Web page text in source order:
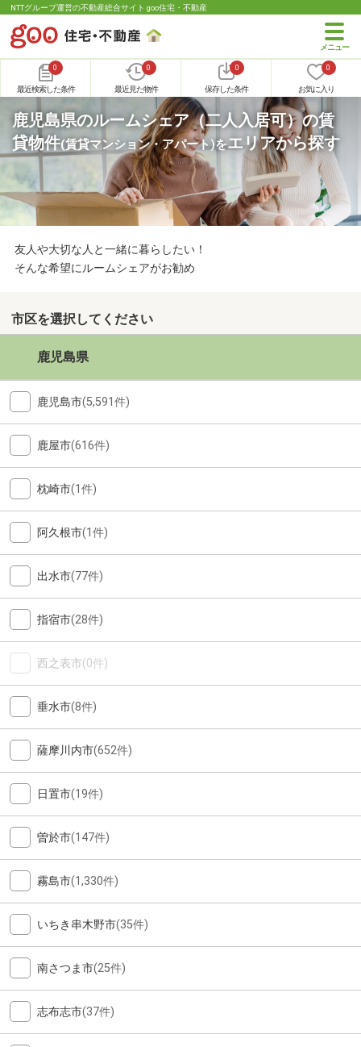
NTTグループ運営の不動産総合サイト goo住宅・不動産
0
最近検索した条件
0
最近見た物件
0
保存した条件
0
お気に入り
鹿児島県のルームシェア（二人入居可）の賃
貸物件(賃貸マンション・アパート)をエリアから探す
友人や大切な人と一緒に暮らしたい！
そんな希望にルームシェアがお勧め
市区を選択してください
鹿児島県
鹿児島市(5,591件)
鹿屋市(616件)
枕崎市(1件)
阿久根市(1件)
出水市(77件)
指宿市(28件)
西之表市(0件)
垂水市(8件)
薩摩川内市(652件)
日置市(19件)
曽於市(147件)
霧島市(1,330件)
いちき串木野市(35件)
南さつま市(25件)
志布志市(37件)